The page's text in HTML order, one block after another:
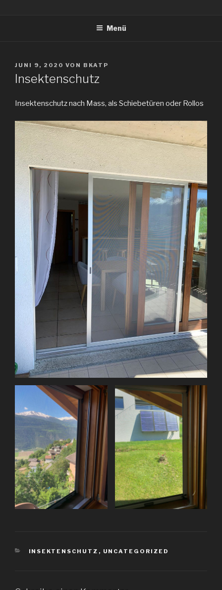
Menü
VERÖFFENTLICHT
AM
JUNI 9, 2020 VON BKATP
Insektenschutz
Insektenschutz nach Mass, als Schiebetüren oder Rollos
KATEGORIEN
INSEKTENSCHUTZ , UNCATEGORIZED